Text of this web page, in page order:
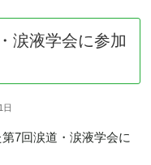
涙液学会に参加
日
7回涙道・涙液学会に